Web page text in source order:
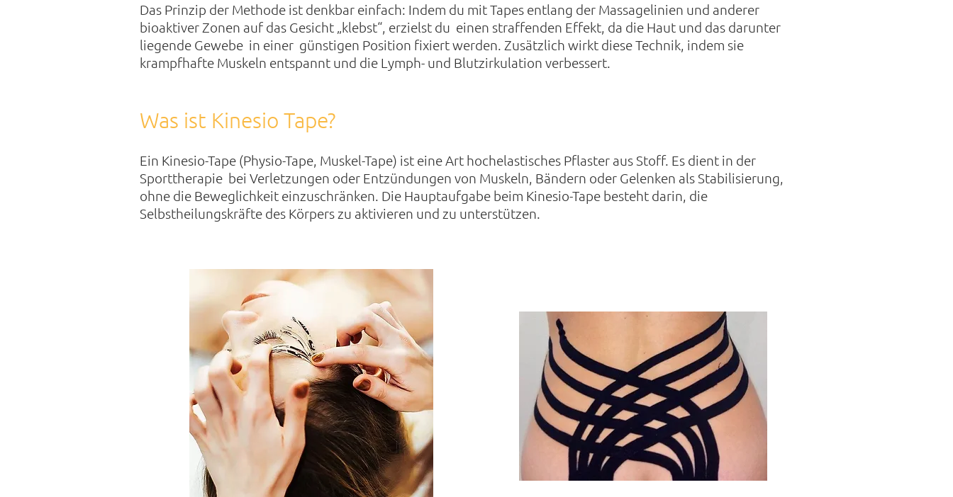
Das Prinzip der Methode ist denkbar einfach: Indem du mit Tapes entlang der Massagelinien und anderer
bioaktiver Zonen auf das Gesicht „klebst“, erzielst du einen straffenden Effekt, da die Haut und das darunter
liegende Gewebe in einer günstigen Position fixiert werden. Zusätzlich wirkt diese Technik, indem sie
krampfhafte Muskeln entspannt und die Lymph- und Blutzirkulation verbessert.
Was ist Kinesio Tape?
Ein Kinesio-Tape (Physio-Tape, Muskel-Tape) ist eine Art hochelastisches Pflaster aus Stoff. Es dient in der
Sporttherapie bei Verletzungen oder Entzündungen von Muskeln, Bändern oder Gelenken als Stabilisierung,
ohne die Beweglichkeit einzuschränken. Die Hauptaufgabe beim Kinesio-Tape besteht darin, die
Selbstheilungskräfte des Körpers zu aktivieren und zu unterstützen.